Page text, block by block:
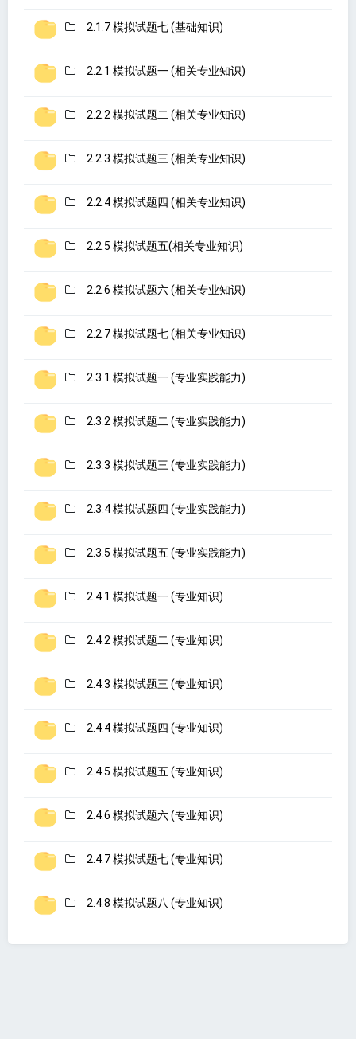
2.1.7 模拟试题七 (基础知识)
2.2.1 模拟试题一 (相关专业知识)
2.2.2 模拟试题二 (相关专业知识)
2.2.3 模拟试题三 (相关专业知识)
2.2.4 模拟试题四 (相关专业知识)
2.2.5 模拟试题五(相关专业知识)
2.2.6 模拟试题六 (相关专业知识)
2.2.7 模拟试题七 (相关专业知识)
2.3.1 模拟试题一 (专业实践能力)
2.3.2 模拟试题二 (专业实践能力)
2.3.3 模拟试题三 (专业实践能力)
2.3.4 模拟试题四 (专业实践能力)
2.3.5 模拟试题五 (专业实践能力)
2.4.1 模拟试题一 (专业知识)
2.4.2 模拟试题二 (专业知识)
2.4.3 模拟试题三 (专业知识)
2.4.4 模拟试题四 (专业知识)
2.4.5 模拟试题五 (专业知识)
2.4.6 模拟试题六 (专业知识)
2.4.7 模拟试题七 (专业知识)
2.4.8 模拟试题八 (专业知识)